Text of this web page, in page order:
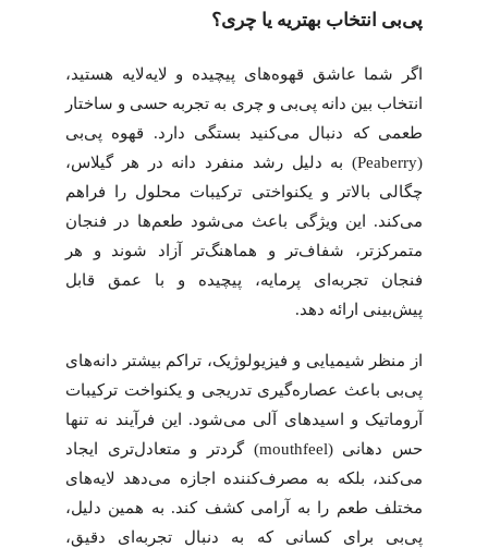
پی‌بی انتخاب بهتریه یا چری؟
اگر شما عاشق قهوه‌های پیچیده و لایه‌لایه هستید،
انتخاب بین دانه پی‌بی و چری به تجربه حسی و ساختار
طعمی که دنبال می‌کنید بستگی دارد. قهوه پی‌بی
(Peaberry) به دلیل رشد منفرد دانه در هر گیلاس،
چگالی بالاتر و یکنواختی ترکیبات محلول را فراهم
می‌کند. این ویژگی باعث می‌شود طعم‌ها در فنجان
متمرکزتر، شفاف‌تر و هماهنگ‌تر آزاد شوند و هر
فنجان تجربه‌ای پرمایه، پیچیده و با عمق قابل
پیش‌بینی ارائه دهد.
از منظر شیمیایی و فیزیولوژیک، تراکم بیشتر دانه‌های
پی‌بی باعث عصاره‌گیری تدریجی و یکنواخت ترکیبات
آروماتیک و اسیدهای آلی می‌شود. این فرآیند نه تنها
حس دهانی (mouthfeel) گردتر و متعادل‌تری ایجاد
می‌کند، بلکه به مصرف‌کننده اجازه می‌دهد لایه‌های
مختلف طعم را به آرامی کشف کند. به همین دلیل،
پی‌بی برای کسانی که به دنبال تجربه‌ای دقیق،